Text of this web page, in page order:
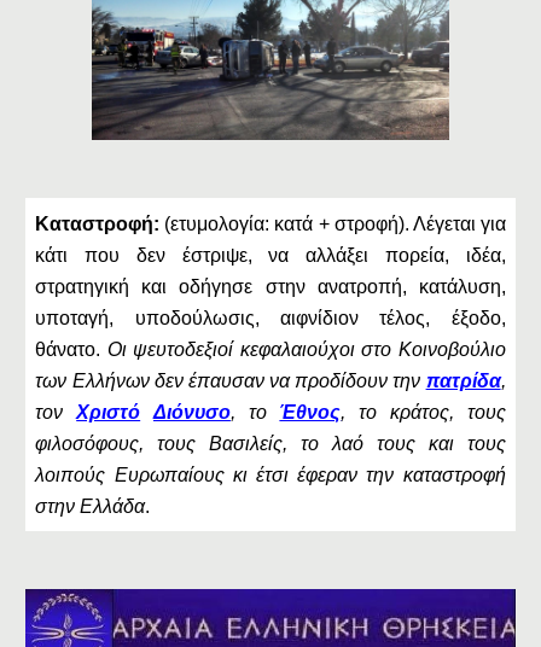
Καταστροφή: (ετυμολογία: κατά + στροφή). Λέγεται για
κάτι που δεν έστριψε, να αλλάξει πορεία, ιδέα,
στρατηγική και οδήγησε στην ανατροπή, κατάλυση,
υποταγή, υποδούλωσις, αιφνίδιον τέλος, έξοδο,
θάνατο. Οι ψευτοδεξιοί κεφαλαιούχοι στο Κοινοβούλιο
των Ελλήνων δεν έπαυσαν να προδίδουν την πατρίδα,
τονΧριστό Διόνυσο, το Έθνος, το κράτος, τους
φιλοσόφους, τους Βασιλείς, το λαό τους και τους
λοιπούς Ευρωπαίους κι έτσι έφεραν την καταστροφή
στην Ελλάδα.